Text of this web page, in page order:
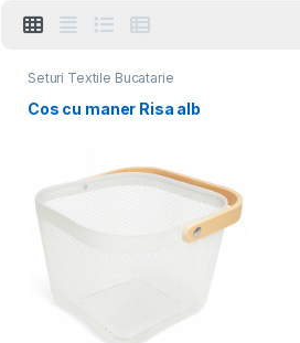
Seturi Textile Bucatarie
Cos cu maner Risa alb